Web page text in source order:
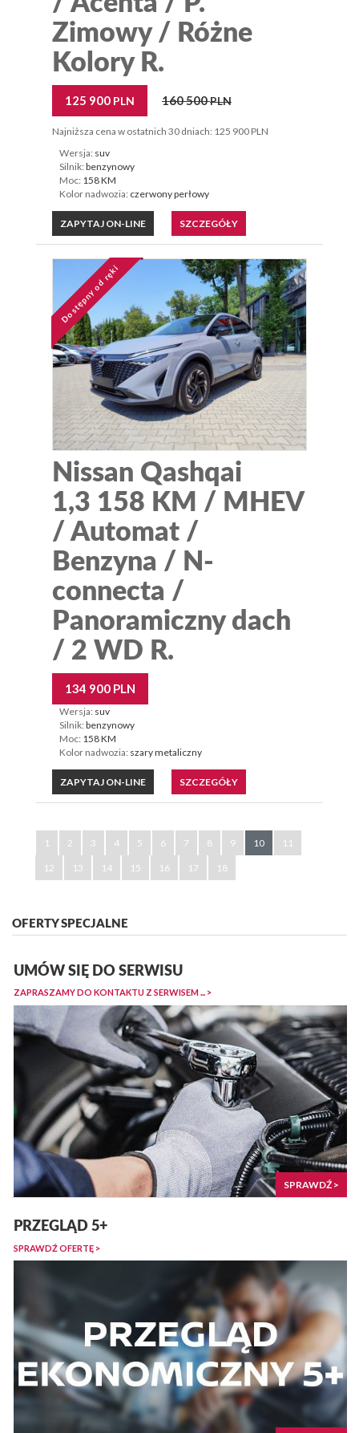
Zimowy / Różne
Kolory R.
125 900 PLN 160 500PLN
Najniższa cena w ostatnich 30 dniach: 125 900 PLN
Wersja: suv
Silnik: benzynowy
Moc: 158 KM
Kolor nadwozia: czerwony perłowy
ZAPYTAJ ON-LINE SZCZEGÓŁY
Dostępny od ręki
Nissan Qashqai
1,3 158 KM / MHEV
/ Automat /
Benzyna / N-
connecta /
Panoramiczny dach
/ 2 WD R.
134 900 PLN
Wersja: suv
Silnik: benzynowy
Moc: 158 KM
Kolor nadwozia: szary metaliczny
ZAPYTAJ ON-LINE SZCZEGÓŁY
1 2 3 4 5 6 7 8 9 10 11
12 13 14 15 16 17 18
OFERTY SPECJALNE
UMÓW SIĘ DO SERWISU
ZAPRASZAMY DO KONTAKTU Z SERWISEM ... >
SPRAWDŹ >
PRZEGLĄD 5+
SPRAWDŹ OFERTĘ >